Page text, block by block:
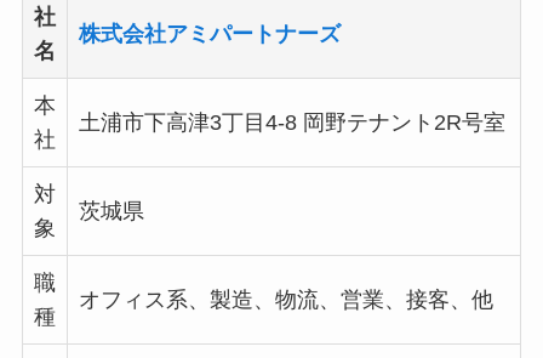
社
名
株式会社アミパートナーズ
本
社
土浦市下高津3丁目4-8 岡野テナント2R号室
対
象
茨城県
職
種
オフィス系、製造、物流、営業、接客、他